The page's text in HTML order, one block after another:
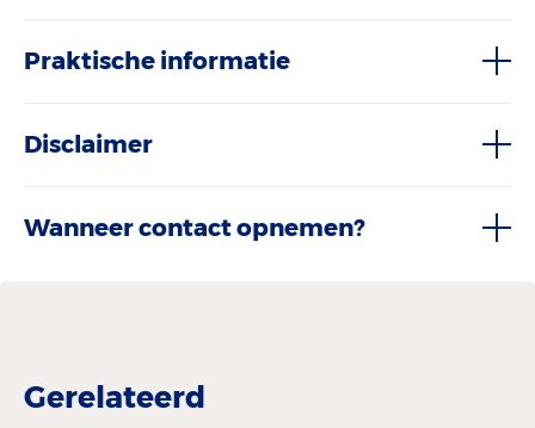
Praktische informatie
Disclaimer
Wanneer contact opnemen?
Gerelateerd